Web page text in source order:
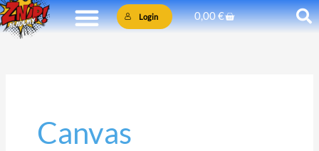
Zum
Inhalt
Login 0,00€Warenkorb
Canvas